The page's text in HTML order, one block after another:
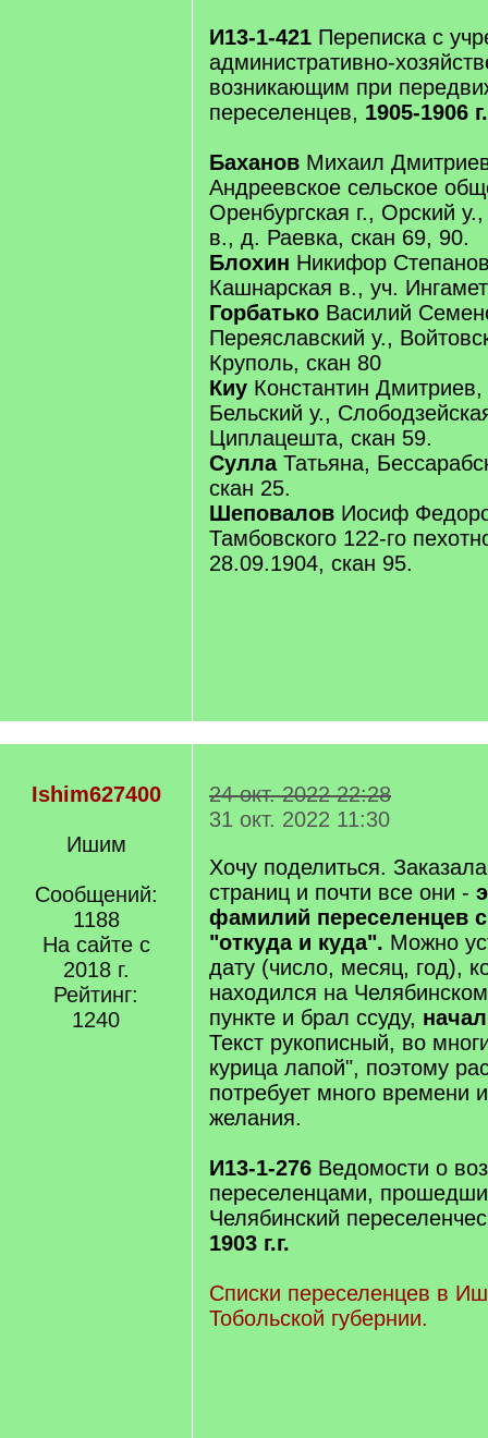
И13-1-421 Переписка с
административно-
возникающим при
переселенцев, 1905-1906
Баханов Михаил
Андреевское сельское
Оренбургская г., Орский
в., д. Раевка, скан 69, 90.
Блохин Никифор
Кашнарская в., уч.
Горбатько Василий
Переяславский у.,
Круполь, скан 80
Киу Константин Дмитриев,
Бельский у.,
Циплацешта, скан 59.
Сулла Татьяна,
скан 25.
Шеповалов Иосиф
Тамбовского 122-го
28.09.1904, скан 95.
Ishim627400
Ишим
Сообщений:
1188
На сайте с
2018 г.
Рейтинг:
1240
24 окт. 2022 22:28
31 окт. 2022 11:30
Хочу поделиться.
страниц и почти все они -
фамилий переселенцев
"откуда и куда". Можно
дату (число, месяц, год),
находился на
пункте и брал ссуду,
Текст рукописный, во
курица лапой", поэтому
потребует много времени
желания.
И13-1-276 Ведомости о
переселенцами,
Челябинский
1903 г.г.
Списки переселенцев в
Тобольской губернии.